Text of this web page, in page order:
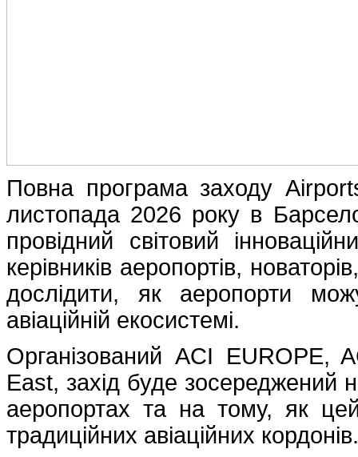
Повна програма заходу
листопада 2026 року в
провідний світовий
керівників аеропортів,
дослідити, як аеропорти
авіаційній екосистемі.
Організований ACI EUROPE,
East, захід буде зосереджений
аеропортах та на тому, як
традиційних авіаційних кордонів.